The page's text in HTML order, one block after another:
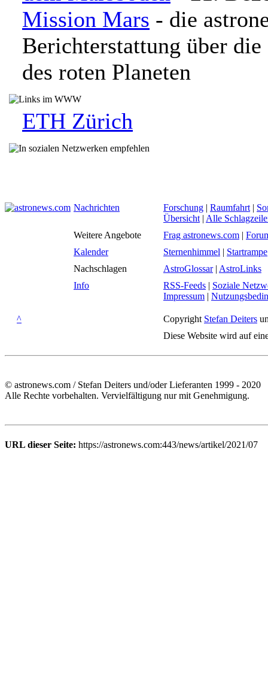
Mission Mars - die
Berichterstattung über
des roten Planeten
ETH Zürich
Nachrichten Forschung | Raumfahrt |
Übersicht | Alle
Weitere Angebote
Frag astronews.com |
Kalender
Sternenhimmel | Startrampe
Nachschlagen
AstroGlossar| AstroLinks
Info
RSS-Feeds | Soziale
Impressum |
^ Copyright Stefan Deiters
Diese Website wird auf
© astronews.com / Stefan Deiters und/oder Lieferanten 1999 - 2020
Alle Rechte vorbehalten. Vervielfältigung nur mit Genehmigung.
URL dieser Seite: https://astronews.com:443/news/artikel/2021/07